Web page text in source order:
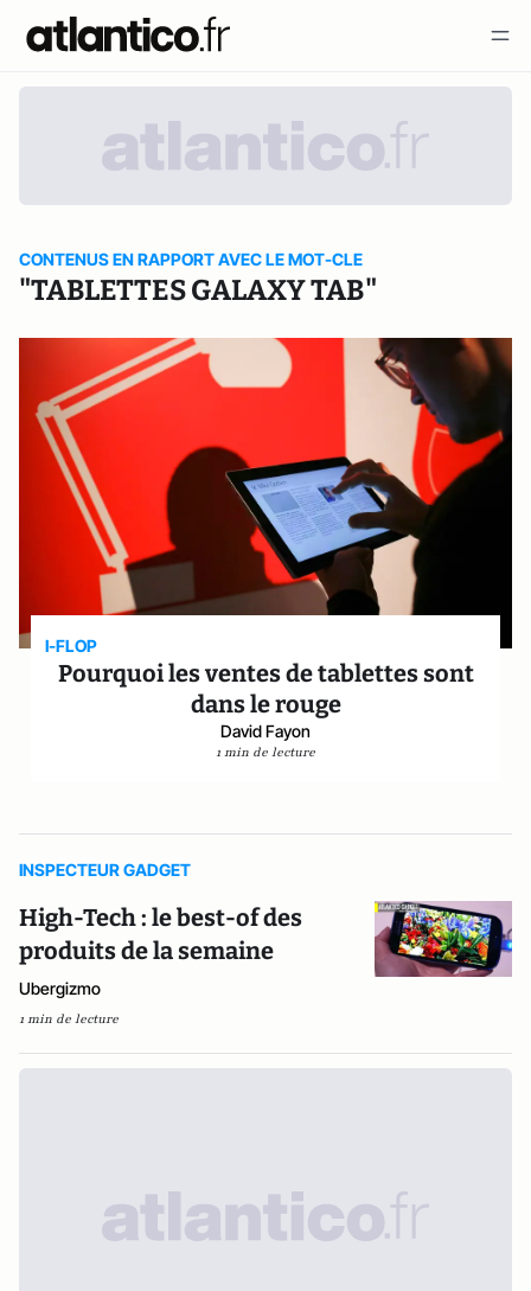
CONTENUS EN RAPPORT AVEC LE MOT-CLE
"TABLETTES GALAXY TAB"
I-FLOP
Pourquoi les ventes de tablettes sont
dans le rouge
David Fayon
1 min de lecture
INSPECTEUR GADGET
High-Tech : le best-of des
produits de la semaine
Ubergizmo
1 min de lecture